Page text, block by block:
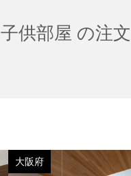
子供部屋 の注
大阪府